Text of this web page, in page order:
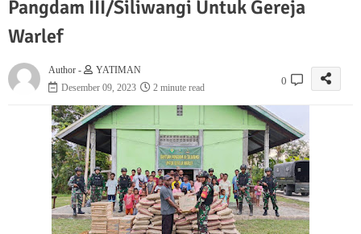
Pangdam III/Siliwangi Untuk Gereja
Warlef
Author -
YATIMAN
Desember 09, 2023
2 minute read
0